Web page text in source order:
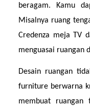
beragam. Kamu
Misalnya ruang
Credenza meja TV
menguasai ruangan
Desain ruangan
furniture berwarna
membuat ruangan